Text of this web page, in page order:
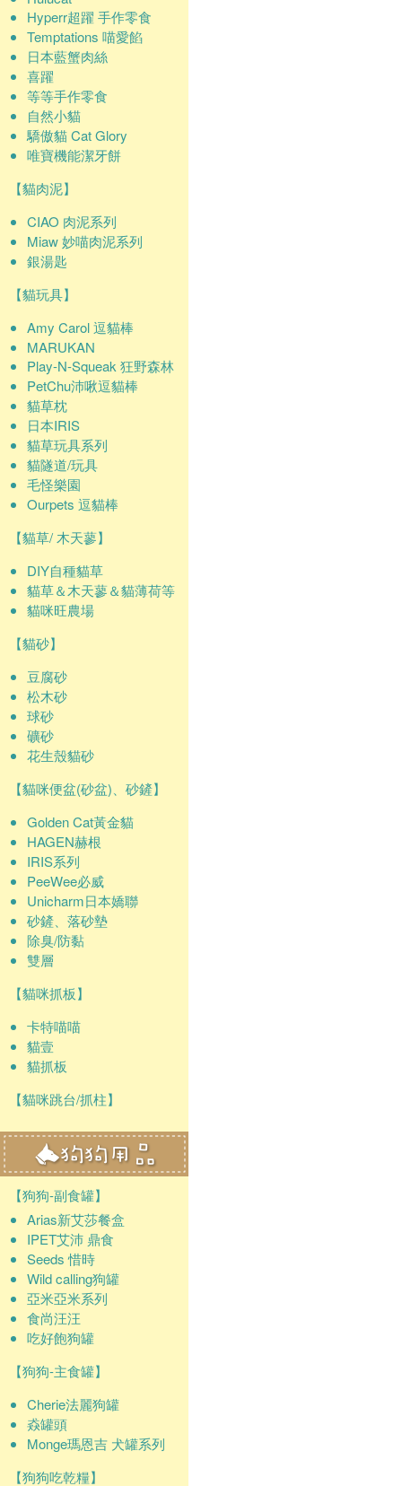
Hyperr超躍 手作零食
Temptations 喵愛餡
日本藍蟹肉絲
喜躍
等等手作零食
自然小貓
驕傲貓 Cat Glory
唯寶機能潔牙餅
【貓肉泥】
CIAO 肉泥系列
Miaw 妙喵肉泥系列
銀湯匙
【貓玩具】
Amy Carol 逗貓棒
MARUKAN
Play-N-Squeak 狂野森林
PetChu沛啾逗貓棒
貓草枕
日本IRIS
貓草玩具系列
貓隧道/玩具
毛怪樂園
Ourpets 逗貓棒
【貓草/ 木天蓼】
DIY自種貓草
貓草＆木天蓼＆貓薄荷等
貓咪旺農場
【貓砂】
豆腐砂
松木砂
球砂
礦砂
花生殼貓砂
【貓咪便盆(砂盆)、砂鏟】
Golden Cat黃金貓
HAGEN赫根
IRIS系列
PeeWee必威
Unicharm日本嬌聯
砂鏟、落砂墊
除臭/防黏
雙層
【貓咪抓板】
卡特喵喵
貓壹
貓抓板
【貓咪跳台/抓柱】
【狗狗-副食罐】
Arias新艾莎餐盒
IPET艾沛 鼎食
Seeds 惜時
Wild calling狗罐
亞米亞米系列
食尚汪汪
吃好飽狗罐
【狗狗-主食罐】
Cherie法麗狗罐
猋罐頭
Monge瑪恩吉 犬罐系列
【狗狗吃乾糧】